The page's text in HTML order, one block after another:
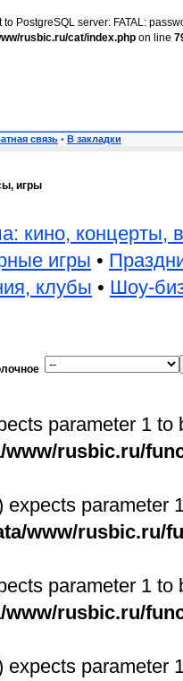
PostgreSQL server: FATAL:
rusbic.ru/cat/index.php on line
связь • В закладки
игры
кино, концерты,
игры •
клубы • Шоу-
parameter 1
rusbic.ru/
expects parameter
www/rusbic.ru/
parameter 1
rusbic.ru/
expects parameter